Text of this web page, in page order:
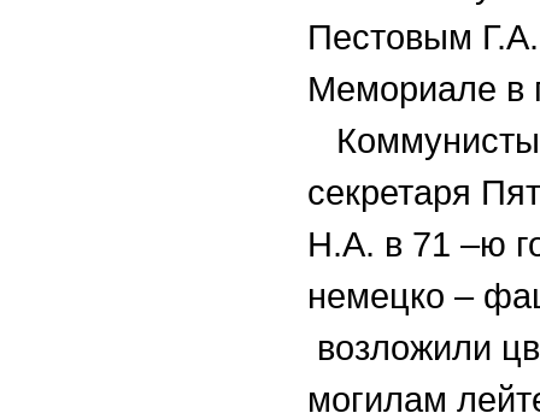
Пестовым
Мемориале в
Коммунисты
секретаря
Н.А. в 71 –ю
немецко –
возложили
могилам